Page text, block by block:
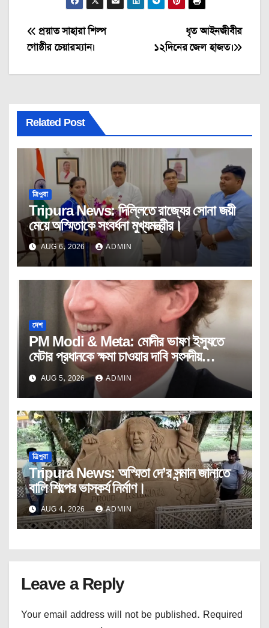
Post
navigation
ধৃত আইনজীবীর
১২দিনের জেল হাজত।
প্রয়াত সাহারা শিল্প
গোষ্ঠীর চেয়ারম্যান।
Related Post
ত্রিপুরা
Tripura News: দিল্লিতে রাজ্যের সোনা জয়ী
মেয়ে অস্মিতাকে সংবর্ধনা মুখ্যমন্ত্রীর।
AUG 6, 2026 ADMIN
দেশ
PM Modi & Meta: মোদীর ভাষণ ইস্যুতে
মেটার প্রধানকে ক্ষমা চাওয়ার দাবি সংসদীয়
প্যানেলের।
AUG 5, 2026 ADMIN
ত্রিপুরা
Tripura News: অস্মিতা দে’র সন্মান জানাতে
বালি শিল্পের ভাস্কর্য নির্মাণ।
AUG 4, 2026 ADMIN
Leave a Reply
Your email address will not be published. Required